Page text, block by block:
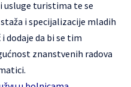
usluge turistima te se
i specijalizacije mladih
dodaje da bi se tim
znanstvenih radova